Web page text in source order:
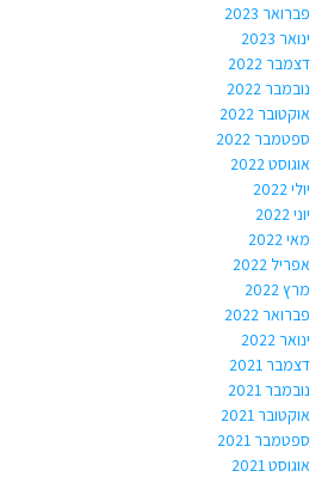
פברואר 2023
ינואר 2023
דצמבר 2022
נובמבר 2022
אוקטובר 2022
ספטמבר 2022
אוגוסט 2022
יולי 2022
יוני 2022
מאי 2022
אפריל 2022
מרץ 2022
פברואר 2022
ינואר 2022
דצמבר 2021
נובמבר 2021
אוקטובר 2021
ספטמבר 2021
אוגוסט 2021